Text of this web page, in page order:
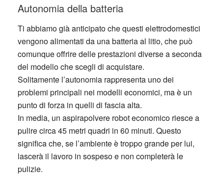
Autonomia della batteria
Ti abbiamo già anticipato che questi elettrodomestici
vengono alimentati da una batteria al litio, che può
comunque offrire delle prestazioni diverse a seconda
del modello che scegli di acquistare.
Solitamente l’autonomia rappresenta uno dei
problemi principali nei modelli economici, ma è un
punto di forza in quelli di fascia alta.
In media, un aspirapolvere robot economico riesce a
pulire circa 45 metri quadri in 60 minuti. Questo
significa che, se l’ambiente è troppo grande per lui,
lascerà il lavoro in sospeso e non completerà le
pulizie.